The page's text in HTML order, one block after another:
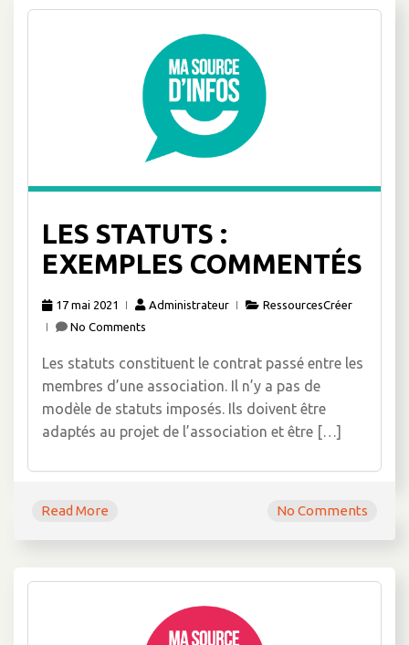
LES STATUTS :
EXEMPLES COMMENTÉS
17 mai 2021 Administrateur
RessourcesCréer
No Comments
Les statuts constituent le contrat passé entre les
membres d’une association. Il n’y a pas de
modèle de statuts imposés. Ils doivent être
adaptés au projet de l’association et être […]
Read More No Comments